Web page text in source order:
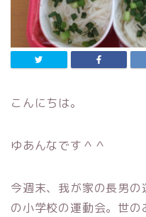
こんにちは。
ゆあんなです＾＾
今週末、我が家の長男
の小学校の運動会。世